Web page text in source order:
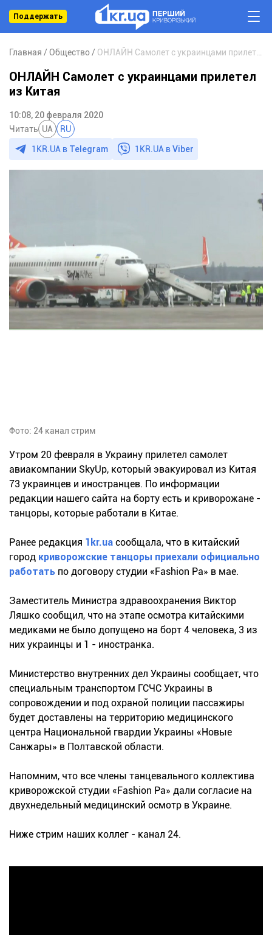
Поддержать
Главная Общество
ОНЛАЙН Самолет с украинцами прилетел
из Китая
10:08, 20 февраля 2020
Читать UA RU
1KR.UA в Telegram 1KR.UA вViber
Фото: 24 канал стрим
Утром 20 февраля в Украину прилетел самолет
авиакомпании SkyUp, который эвакуировал из Китая
73 украинцев и иностранцев. По информации
редакции нашего сайта на борту есть и криворожане -
танцоры, которые работали в Китае.
Ранее редакция 1kr.ua сообщала, что в китайский
город криворожские танцоры приехали официально
работать по договору студии «Fashion Pa» в мае.
Заместитель Министра здравоохранения Виктор
Ляшко сообщил, что на этапе осмотра китайскими
медиками не было допущено на борт 4 человека, 3 из
них украинцы и 1 - иностранка.
Министерство внутренних дел Украины сообщает, что
специальным транспортом ГСЧС Украины в
сопровождении и под охраной полиции пассажиры
будет доставлены на территорию медицинского
центра Национальной гвардии Украины «Новые
Санжары» в Полтавской области.
Напомним, что все члены танцевального коллектива
криворожской студии «Fashion Pa» дали согласие на
двухнедельный медицинский осмотр в Украине.
Ниже стрим наших коллег - канал 24.